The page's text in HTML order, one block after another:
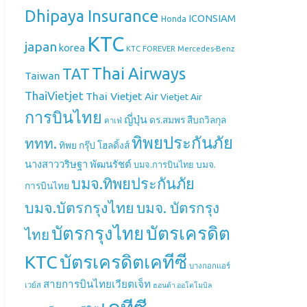
Dhipaya Insurance Honda ICONSIAM
japan korea KTC KTC FOREVER Mercedes-Benz
Taiwan TAT Thai Airways
ThaiVietjet Thai Vietjet AirVietjet Air
การบินไทย คาเฟ่ ญี่ปุ่น ดร.สมพร สืบถวิลกุล
ททท. ทิพย กรุ๊ป โฮลดิ้งส์ทิพยประกันภัย
นางสาววริษฐา พัฒนรัชต์ บมจ.การบินไทย บมจ.
การบินไทย บมจ.ทิพยประกันภัย
บมจ.บัตรกรุงไทย บมจ. บัตรกรุง
ไทย บัตรกรุงไทย บัตรเครดิต
KTCบัตรเครดิตเคทีซี บางกอกแอร์
เวย์ส สายการบินไทยเวียตเจ็ท ฮอนด้า ออโตโมบิล